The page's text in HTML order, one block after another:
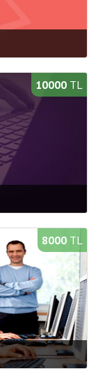
Açılacak Gruplar
Açılacak Gruplar
10000 TL
8000 TL